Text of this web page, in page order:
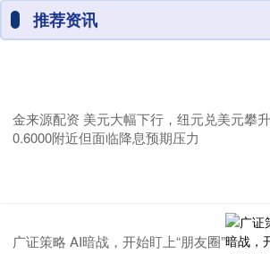
推荐资讯
金来源配资 美元大幅下行，纽元兑美元攀
0.6000附近但面临降息预期压力
广证策略 AI暗战，开始盯上“朋友圈”